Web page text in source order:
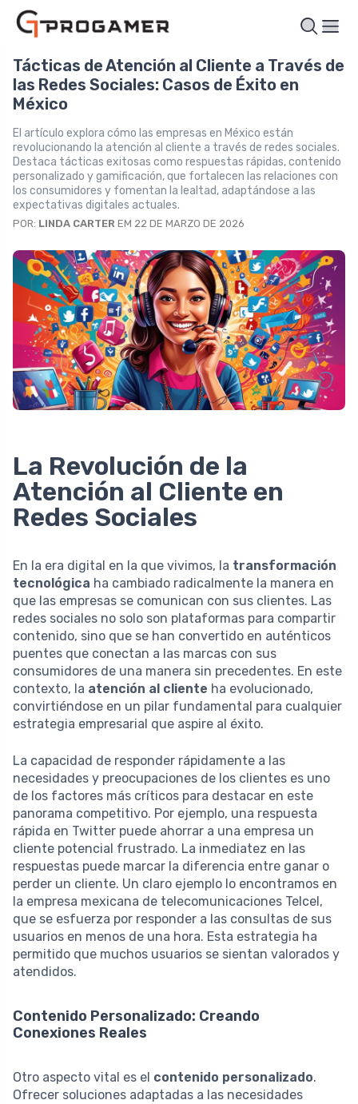
Tácticas de Atención al Cliente a Través de
las Redes Sociales: Casos de Éxito en
México
El artículo explora cómo las empresas en México están
revolucionando la atención al cliente a través de redes sociales.
Destaca tácticas exitosas como respuestas rápidas, contenido
personalizado y gamificación, que fortalecen las relaciones con
los consumidores y fomentan la lealtad, adaptándose a las
expectativas digitales actuales.
POR: LINDA CARTER EM 22 DE MARZO DE 2026
La Revolución de la
Atención al Cliente en
Redes Sociales
En la era digital en la que vivimos, la transformación
tecnológica ha cambiado radicalmente la manera en
que las empresas se comunican con sus clientes. Las
redes sociales no solo son plataformas para compartir
contenido, sino que se han convertido en auténticos
puentes que conectan a las marcas con sus
consumidores de una manera sin precedentes. En este
contexto, la atención al cliente ha evolucionado,
convirtiéndose en un pilar fundamental para cualquier
estrategia empresarial que aspire al éxito.
La capacidad de responder rápidamente a las
necesidades y preocupaciones de los clientes es uno
de los factores más críticos para destacar en este
panorama competitivo. Por ejemplo, una respuesta
rápida en Twitter puede ahorrar a una empresa un
cliente potencial frustrado. La inmediatez en las
respuestas puede marcar la diferencia entre ganar o
perder un cliente. Un claro ejemplo lo encontramos en
la empresa mexicana de telecomunicaciones Telcel,
que se esfuerza por responder a las consultas de sus
usuarios en menos de una hora. Esta estrategia ha
permitido que muchos usuarios se sientan valorados y
atendidos.
Contenido Personalizado: Creando
Conexiones Reales
Otro aspecto vital es el contenido personalizado.
Ofrecer soluciones adaptadas a las necesidades